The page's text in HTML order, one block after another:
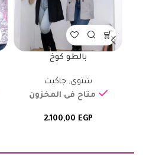
بالطو كوخ
شتوي,جاكيت
متاح فى المخزون
2.100,00 EGP